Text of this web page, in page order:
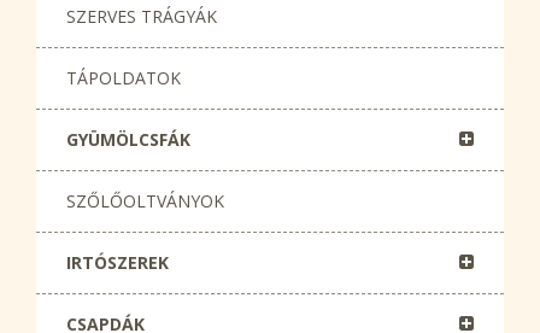
SZERVES TRÁGYÁK
TÁPOLDATOK
GYÜMÖLCSFÁK
SZŐLŐOLTVÁNYOK
IRTÓSZEREK
CSAPDÁK